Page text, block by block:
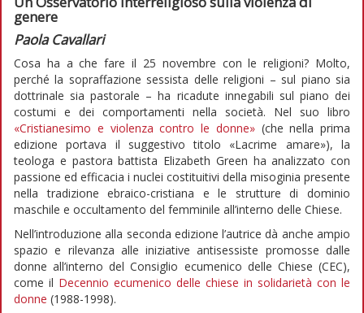
genere
Paola Cavallari
Cosa ha a che fare il 25 novembre con le religioni? Molto,
perché la sopraffazione sessista delle religioni – sul piano sia
dottrinale sia pastorale – ha ricadute innegabili sul piano dei
costumi e dei comportamenti nella società. Nel suo libro
«Cristianesimo e violenza contro le donne»(che nella prima
edizione portava il suggestivo titolo «Lacrime amare»), la
teologa e pastora battista Elizabeth Green ha analizzato con
passione ed efficacia i nuclei costituitivi della misoginia presente
nella tradizione ebraico-cristiana e le strutture di dominio
maschile e occultamento del femminile all’interno delle Chiese.
Nell’introduzione alla seconda edizione l’autrice dà anche ampio
spazio e rilevanza alle iniziative antisessiste promosse dalle
donne all’interno del Consiglio ecumenico delle Chiese (CEC),
come il Decennio ecumenico delle chiese in solidarietà con le
donne (1988-1998).